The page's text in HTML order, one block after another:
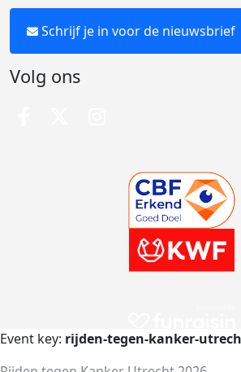
Schrijf je in voor de nieuwsbrief
Volg ons
Event key: rijden-tegen-kanker-